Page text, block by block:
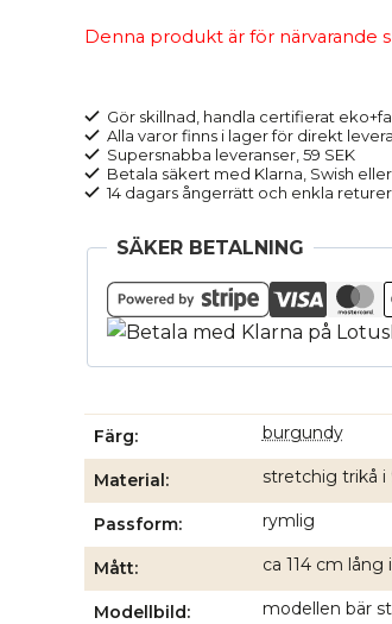
Denna produkt är för närvarande
Gör skillnad, handla certifierat
Alla varor finns i lager för direkt
Supersnabba leveranser, 59 SEK
Betala säkert med Klarna, Swish
14 dagars ångerrätt och enkla returer
SÄKER BETALNING
Färg burgundy
Material stretchig trikå i
Passform rymlig
Mått ca 114 cm lång
Modellbild modellen bär